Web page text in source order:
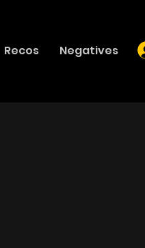
Recos Negatives